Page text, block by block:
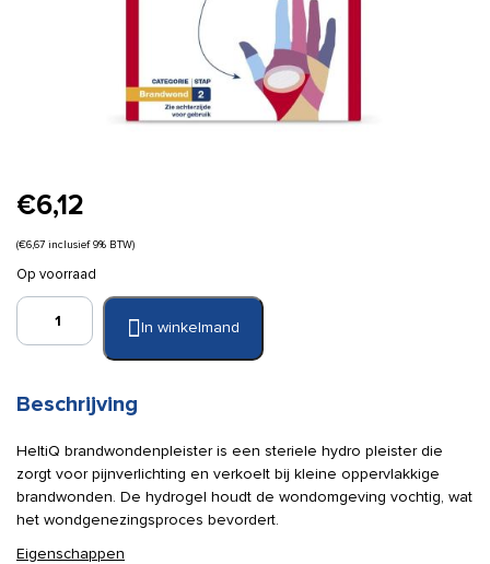
€6,12
(€6,67 inclusief 9% BTW)
Op voorraad
HeltiQ
brandwondenpleister
stuks
In winkelmand
Beschrijving
HeltiQ brandwondenpleister is een steriele hydro pleister die
zorgt voor pijnverlichting en verkoelt bij kleine oppervlakkige
brandwonden. De hydrogel houdt de wondomgeving vochtig, wat
het wondgenezingsproces bevordert.
Eigenschappen